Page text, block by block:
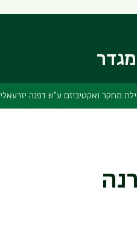
מחקר ואקטיביזם ע"ש דפנה יזרעאלי